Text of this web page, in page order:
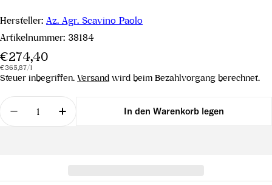
Hersteller: Az. Agr. Scavino Paolo
Artikelnummer: 38184
Regulärer
Preis
€274,40
Stückpreis
€365,87/pro
l
Steuer inbegriffen. Versand wird beim Bezahlvorgang berechnet.
Menge
Menge für Barolo Rocche dell´Annunziata
Menge für Barolo Rocche
In den Warenkorb legen